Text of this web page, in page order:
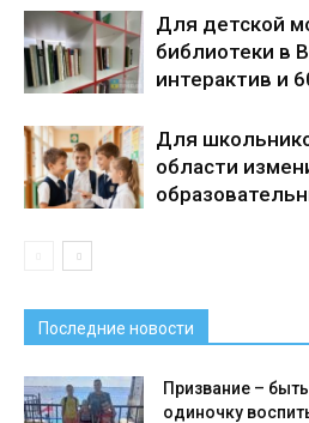
Для детской
библиотеки в
интерактив и
Для
области
Последние новости
Призвание –
одиночку